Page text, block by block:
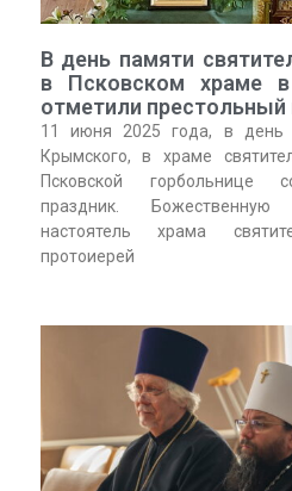
В день памяти
в Псковском храме
отметили престольный
11 июня 2025 года, в день
Крымского, в храме
Псковской горбольнице
праздник. Божественную
настоятель храма
протоиерей